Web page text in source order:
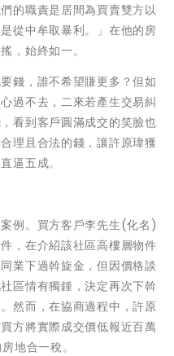
的職責是居間為買賣雙方以
從中牟取暴利。」在他的房
，始終如一。
錢，誰不希望賺更多？但如
過不去，二來若產生交易糾
看到客戶圓滿成交的笑臉也
理且合法的錢，讓許原瑋獲
逼五成。
例。買方客戶李先生(化名)
，在介紹該社區高樓層物件
業下過斡旋金，但因價格談
區情有獨鍾，決定再次下斡
然而，在協商過程中，許原
方將實際成交價低報近百萬
地合一稅。